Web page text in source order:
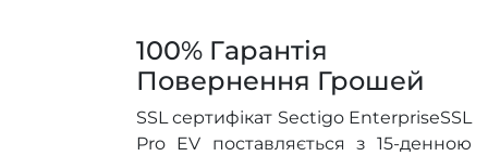
100% Гарантія
Повернення Грошей
SSL сертифікат Sectigo EnterpriseSSL
Pro EV поставляється з 15-денною